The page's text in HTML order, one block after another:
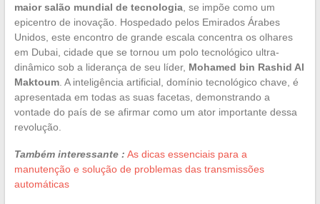
maior salão mundial de tecnologia, se impõe como um
epicentro de inovação. Hospedado pelos Emirados Árabes
Unidos, este encontro de grande escala concentra os olhares
em Dubai, cidade que se tornou um polo tecnológico ultra-
dinâmico sob a liderança de seu líder, Mohamed bin Rashid Al
Maktoum. A inteligência artificial, domínio tecnológico chave, é
apresentada em todas as suas facetas, demonstrando a
vontade do país de se afirmar como um ator importante dessa
revolução.
Também interessante : As dicas essenciais para a
manutenção e solução de problemas das transmissões
automáticas